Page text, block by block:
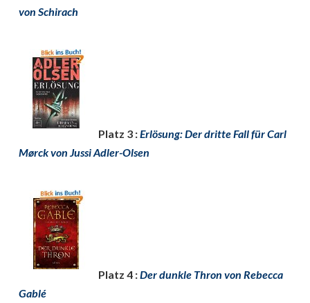
von Schirach
Platz 3 :Erlösung: Der dritte Fall für Carl
Mørck von Jussi Adler-Olsen
Platz 4 :Der dunkle Thron von Rebecca
Gablé